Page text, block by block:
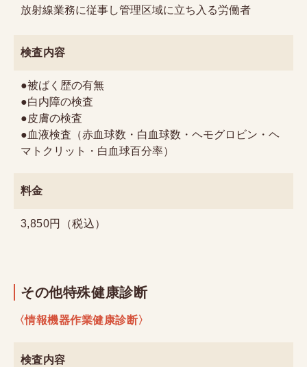
放射線業務に従事し管理区域に立ち入る労働者
検査内容
●被ばく歴の有無
●白内障の検査
●皮膚の検査
●血液検査（赤血球数・白血球数・ヘモグロビン・ヘ
マトクリット・白血球百分率）
料金
3,850円（税込）
その他特殊健康診断
〈情報機器作業健康診断〉
検査内容